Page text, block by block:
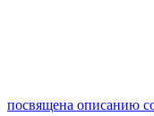
посвящена описанию